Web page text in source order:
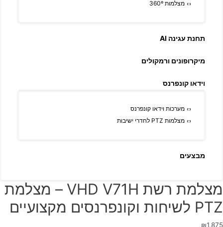
מצלמות 360º
תחנת עגינה AI
מיקרופונים ורמקולים
וידאו קונפרנס
מערכות וידאו קונפרנס
מצלמות PTZ לחדרי ישיבות
מבצעים
מצלמת רשת VHD V71H – מצלמת
PTZ לשיחות וקונפרנסים מקצועיים
₪1,875